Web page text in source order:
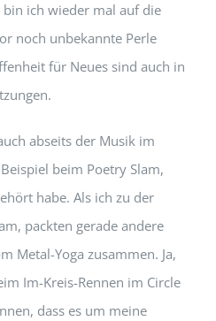
ich wieder mal auf die
noch unbekannte Perle
für Neues sind auch in
abseits der Musik im
beim Poetry Slam,
habe. Als ich zu der
packten gerade andere
Metal-Yoga zusammen. Ja,
Im-Kreis-Rennen im Circle
dass es um meine